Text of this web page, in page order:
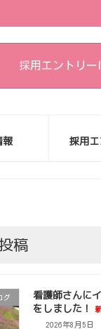
採用エントリー
報 採用
稿
グ
看護師さんに
をしました！
2026年8月5日